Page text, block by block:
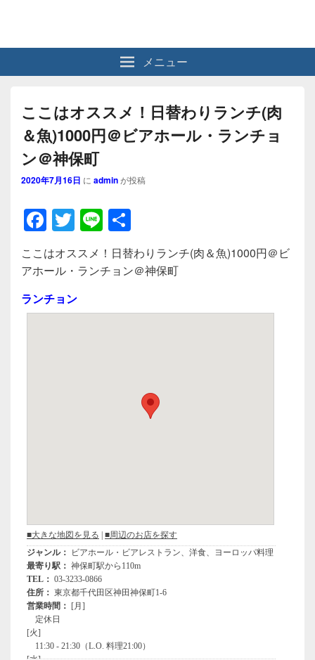
メニュー
ここはオススメ！日替わりランチ(肉
＆魚)1000円＠ビアホール・ランチョ
ン＠神保町
2020年7月16日 に adminが投稿
F
a
c
e
b
T
wi
tt
er
Li
n
e
有
ここはオススメ！日替わりランチ(肉＆魚)1000円＠ビ
アホール・ランチョン＠神保町
ランチョン